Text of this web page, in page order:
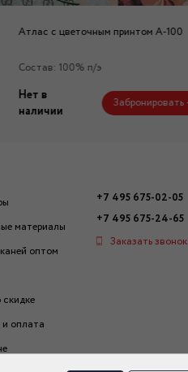
Атлас с цветочным принтом А-100
Состав: 100% п/э
Нет в
наличии
Забронировать
материалы
оптом
оплата
+7 495 675-02-05
+7 495 675-24-65
Заказать звонок